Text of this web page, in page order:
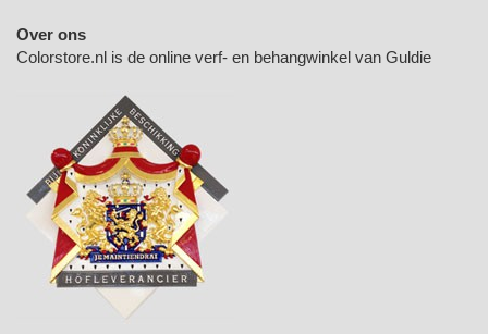
Over ons
Colorstore.nl is de online verf- en behangwinkel van Guldie